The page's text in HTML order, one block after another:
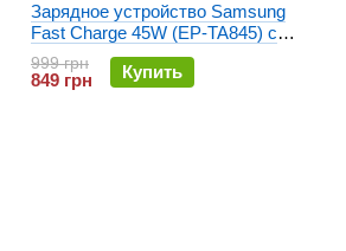
Зарядное устройство Samsung
Fast Charge 45W (EP-TA845) с
кабелем Type-C Белое
999 грн
849 грн Купить